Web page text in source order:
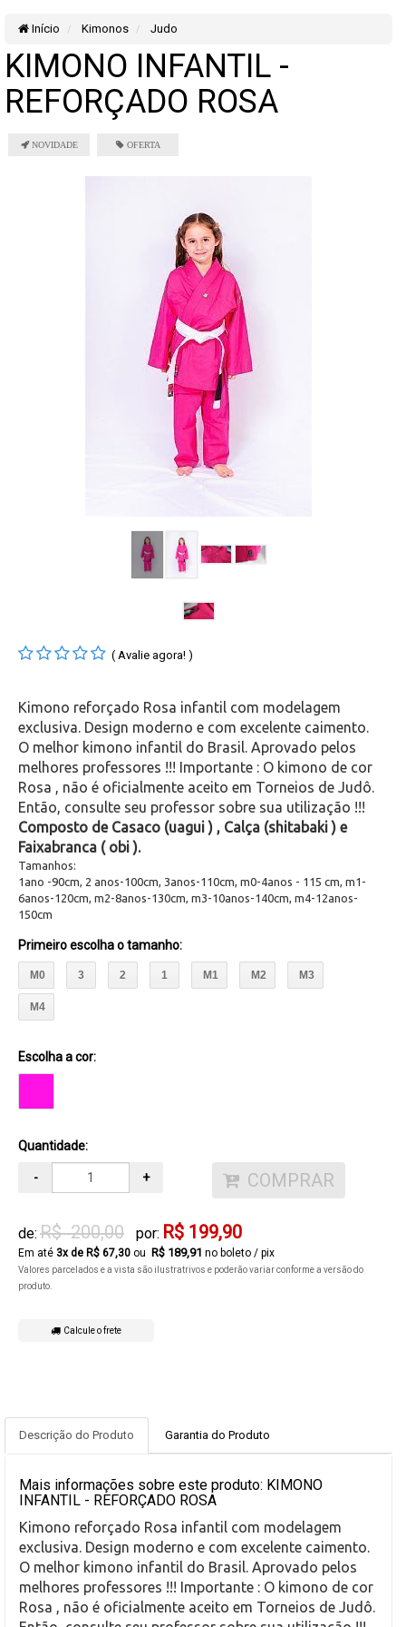
Início Kimonos Judo
KIMONO INFANTIL -
REFORÇADO ROSA
( Avalie agora! )
Kimono reforçado Rosa infantil com modelagem
exclusiva. Design moderno e com excelente caimento.
O melhor kimono infantil do Brasil. Aprovado pelos
melhores professores !!! Importante : O kimono de cor
Rosa , não é oficialmente aceito em Torneios de Judô.
Então, consulte seu professor sobre sua utilização !!!
Composto de Casaco (uagui ) , Calça (shitabaki ) e
Faixabranca ( obi ).
Tamanhos:
1ano -90cm, 2 anos-100cm, 3anos-110cm, m0-4anos - 115 cm, m1-
6anos-120cm, m2-8anos-130cm, m3-10anos-140cm, m4-12anos-
150cm
Primeiro escolha o tamanho:
M0 3 2 1 M1 M2 M3
M4
Escolha a cor:
Quantidade:
- + COMPRAR
de: R$ 200,00 por: R$ 199,90
3x de R$ 67,30 R$ 189,91 no boleto / pix
Valores parcelados e a vista são ilustratrivos e poderão variar conforme a versão do
produto.
Calcule o frete
Descrição do Produto Garantia do Produto
Mais informações sobre este produto: KIMONO
INFANTIL - REFORÇADO ROSA
Kimono reforçado Rosa infantil com modelagem
exclusiva. Design moderno e com excelente caimento.
O melhor kimono infantil do Brasil. Aprovado pelos
melhores professores !!! Importante : O kimono de cor
Rosa , não é oficialmente aceito em Torneios de Judô.